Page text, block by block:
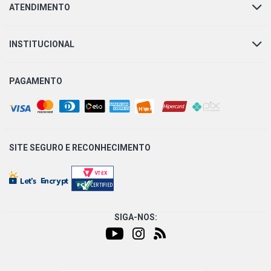
CORSA PICKUP CHAMP MPFI PICKUP 1.6 8V GASOLINA
(1995 - 2001)
1996)
CORSA PICKUP GL PICKUP 1.6 8V GASOLINA (1995 -
ATENDIMENTO
INSTITUCIONAL
PAGAMENTO
SITE SEGURO E RECONHECIMENTO
SIGA-NOS: